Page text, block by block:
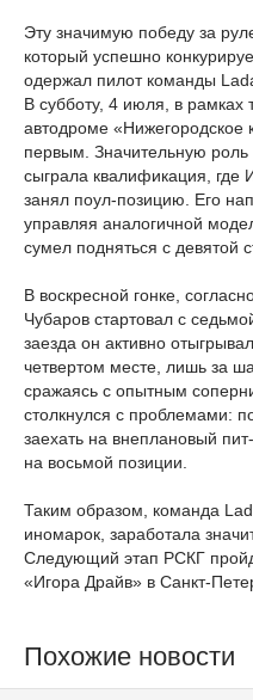
Эту значимую победу за
который успешно
одержал пилот команды
В субботу, 4 июля, в рамках
автодроме
первым. Значительную роль
сыграла квалификация, где
занял поул-позицию. Его
управляя аналогичной
сумел подняться с девятой
В воскресной гонке,
Чубаров стартовал с
заезда он активно
четвертом месте, лишь за
сражаясь с опытным
столкнулся с проблемами:
заехать на внеплановый
на восьмой позиции.
Таким образом, команда
иномарок, заработала
Следующий этап РСКГ
«Игора Драйв» в Санкт-
Похожие новости